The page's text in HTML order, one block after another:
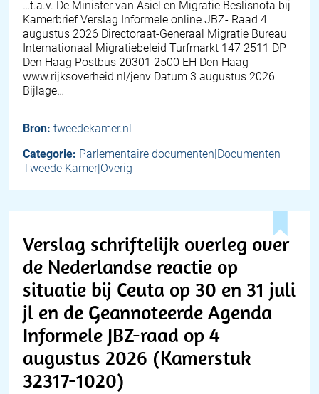
…t.a.v. De Minister van Asiel en Migratie Beslisnota bij
Kamerbrief Verslag Informele online JBZ- Raad 4
augustus 2026 Directoraat-Generaal Migratie Bureau
Internationaal Migratiebeleid Turfmarkt 147 2511 DP
Den Haag Postbus 20301 2500 EH Den Haag
www.rijksoverheid.nl/jenv Datum 3 augustus 2026
Bijlage…
Bron: tweedekamer.nl
Categorie: Parlementaire documenten|Documenten
Tweede Kamer|Overig
Verslag schriftelijk overleg over
de Nederlandse reactie op
situatie bij Ceuta op 30 en 31 juli
jl en de Geannoteerde Agenda
Informele JBZ-raad op 4
augustus 2026 (Kamerstuk
32317-1020)